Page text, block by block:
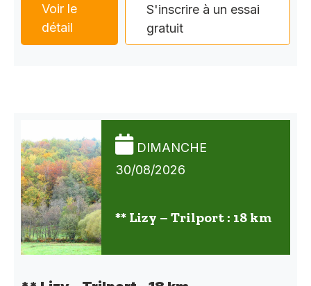
Voir le
détail
S'inscrire à un essai
gratuit
DIMANCHE
30/08/2026
** Lizy – Trilport : 18 km